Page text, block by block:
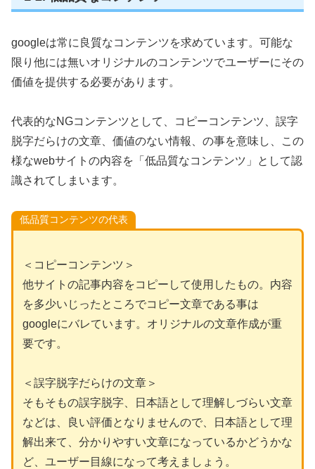
googleは常に良質なコンテンツを求めています。可能な
限り他には無いオリジナルのコンテンツでユーザーにその
価値を提供する必要があります。
代表的なNGコンテンツとして、コピーコンテンツ、誤字
脱字だらけの文章、価値のない情報、の事を意味し、この
様なwebサイトの内容を「低品質なコンテンツ」として認
識されてしまいます。
低品質コンテンツの代表
＜コピーコンテンツ＞
他サイトの記事内容をコピーして使用したもの。内容
を多少いじったところでコピー文章である事は
googleにバレています。オリジナルの文章作成が重
要です。
＜誤字脱字だらけの文章＞
そもそもの誤字脱字、日本語として理解しづらい文章
などは、良い評価となりませんので、日本語として理
解出来て、分かりやすい文章になっているかどうかな
ど、ユーザー目線になって考えましょう。